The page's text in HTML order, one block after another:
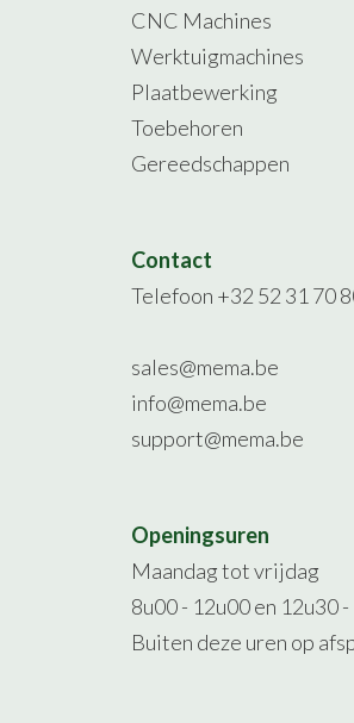
CNC Machines
Werktuigmachines
Plaatbewerking
Toebehoren
Gereedschappen
Contact
Telefoon +32 52 31 70
sales@mema.be
info@mema.be
support@mema.be
Openingsuren
Maandag tot vrijdag
8u00 - 12u00 en 12u30
Buiten deze uren op